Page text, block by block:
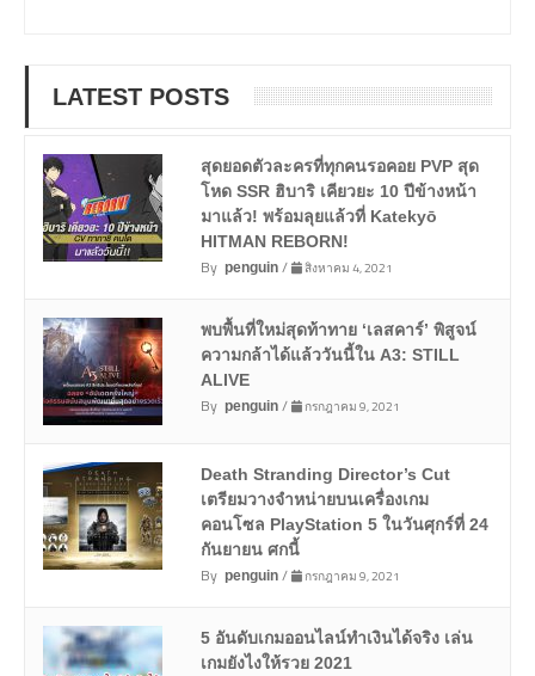
LATEST POSTS
สุดยอดตัวละครที่ทุกคนรอคอย PVP สุด
โหด SSR ฮิบาริ เคียวยะ 10 ปีข้างหน้า
มาแล้ว! พร้อมลุยแล้วที่ Katekyō
HITMAN REBORN!
By penguin/ สิงหาคม 4, 2021
พบพื้นที่ใหม่สุดท้าทาย ‘เลสคาร์’ พิสูจน์
ความกล้าได้แล้ววันนี้ใน A3: STILL
ALIVE
By penguin/ กรกฎาคม 9, 2021
Death Stranding Director’s Cut
เตรียมวางจำหน่ายบนเครื่องเกม
คอนโซล PlayStation 5 ในวันศุกร์ที่ 24
กันยายน ศกนี้
By penguin/ กรกฎาคม 9, 2021
5 อันดับเกมออนไลน์ทำเงินได้จริง เล่น
เกมยังไงให้รวย 2021